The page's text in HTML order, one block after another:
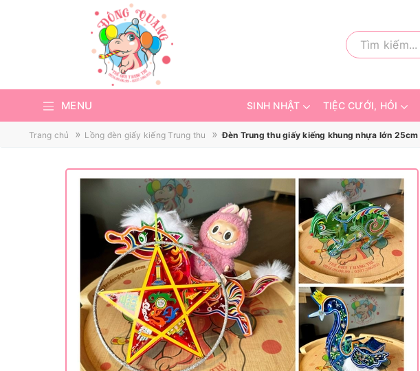
MENU SINH NHẬT TIỆC CƯỚI, HỎI
Trang chủ » Lồng đèn giấy kiếng Trung thu »Đèn Trung thu giấy kiếng khung nhựa lớn 25cm